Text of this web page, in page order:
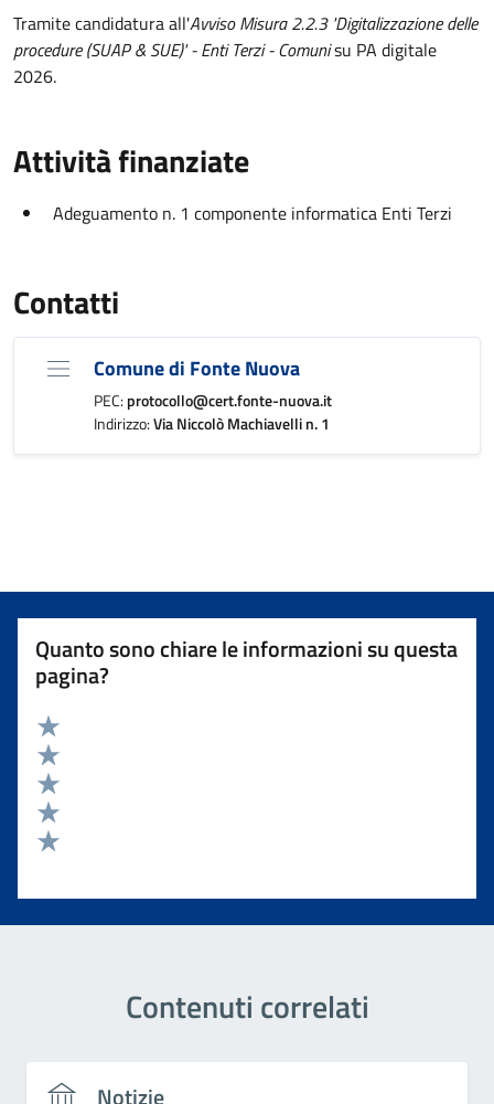
Tramite candidatura all'Avviso Misura 2.2.3 'Digitalizzazione delle
procedure (SUAP & SUE)' - Enti Terzi - Comunisu PA digitale
2026.
Attività finanziate
Adeguamento n. 1 componente informatica Enti Terzi
Contatti
Comune di Fonte Nuova
PEC: protocollo@cert.fonte-nuova.it
Indirizzo:Via Niccolò Machiavelli n. 1
Quanto sono chiare le informazioni su questa
pagina?
Valuta 5 stelle su 5
Valuta 4 stelle su 5
Valuta 3 stelle su 5
Valuta 2 stelle su 5
Contenuti correlati
Notizie